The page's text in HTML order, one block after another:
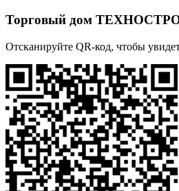
Торговый дом
Отсканируйте QR-код, чтобы